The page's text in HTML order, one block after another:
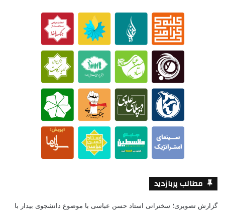
مطالب پربازدید
گزارش تصویری؛ سخنرانی استاد حسن عباسی با موضوع دانشجوی بیدار با